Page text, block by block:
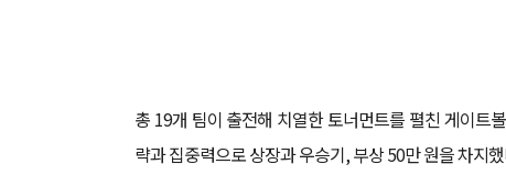
총 19개 팀이 출전해 치열한 토너먼트를 펼친 게이트
략과 집중력으로 상장과 우승기, 부상 50만 원을 차지